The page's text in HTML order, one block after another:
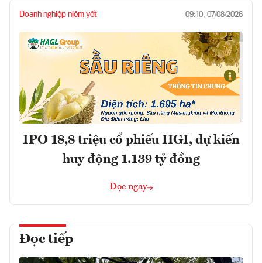
Doanh nghiệp niêm yết 09:10, 07/08/2026
IPO 18,8 triệu cổ phiếu HGI, dự kiến
huy động 1.139 tỷ đồng
Đọc ngay
Đọc tiếp